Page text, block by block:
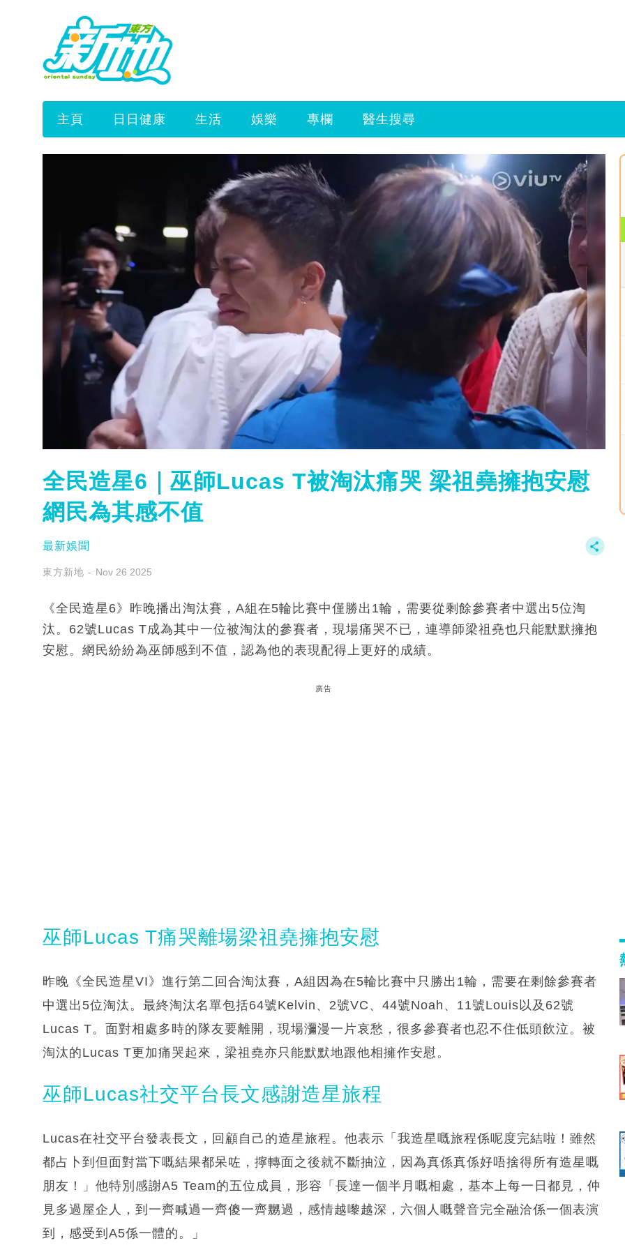
主頁 日日健康 生活 娛樂 專欄 醫生搜尋
全民造星6｜巫師Lucas T被淘汰痛哭 梁祖堯擁抱安慰
網民為其感不值
最新娛聞
東方新地 Nov 26 2025
《全民造星6》昨晚播出淘汰賽，A組在5輪比賽中僅勝出1輪，需要從剩餘參賽者中選出5位淘
汰。62號Lucas T成為其中一位被淘汰的參賽者，現場痛哭不已，連導師梁祖堯也只能默默擁抱
安慰。網民紛紛為巫師感到不值，認為他的表現配得上更好的成績。
廣告
巫師Lucas T痛哭離場梁祖堯擁抱安慰
昨晚《全民造星VI》進行第二回合淘汰賽，A組因為在5輪比賽中只勝出1輪，需要在剩餘參賽者
中選出5位淘汰。最終淘汰名單包括64號Kelvin、2號VC、44號Noah、11號Louis以及62號
Lucas T。面對相處多時的隊友要離開，現場瀰漫一片哀愁，很多參賽者也忍不住低頭飲泣。被
淘汰的Lucas T更加痛哭起來，梁祖堯亦只能默默地跟他相擁作安慰。
巫師Lucas社交平台長文感謝造星旅程
Lucas在社交平台發表長文，回顧自己的造星旅程。他表示「我造星嘅旅程係呢度完結啦！雖然
都占卜到但面對當下嘅結果都呆咗，擰轉面之後就不斷抽泣，因為真係真係好唔捨得所有造星嘅
朋友！」他特別感謝A5 Team的五位成員，形容「長達一個半月嘅相處，基本上每一日都見，仲
見多過屋企人，到一齊喊過一齊傻一齊嬲過，感情越嚟越深，六個人嘅聲音完全融洽係一個表演
到，感受到A5係一體的。」